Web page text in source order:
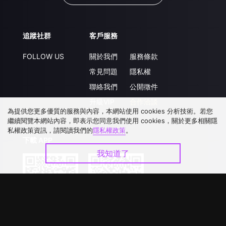
追蹤社群
FOLLOW US
客戶服務
關於我們
常見問題
聯絡我們
服務條款
隱私權
公開徵件
為提供您更多優質的服務與內容，本網站使用 cookies 分析技術。若您
繼續閱覽本網站內容，即表示您同意我們使用 cookies，關於更多相關隱
私權政策資訊，請閱讀我們的隱私權政策。
我知道了